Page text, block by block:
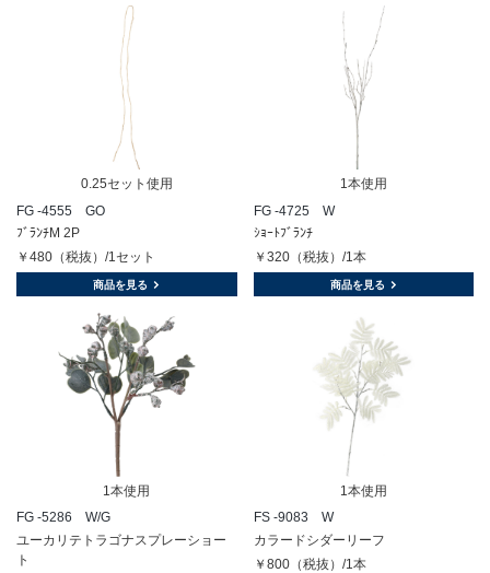
0.25セット使用
FG -4555 GO
ﾌﾞﾗﾝﾁM 2P
￥480（税抜）/1セット
商品を見る
1本使用
FG -4725 W
ｼｮｰﾄﾌﾞﾗﾝﾁ
￥320（税抜）/1本
商品を見る
1本使用
FG -5286 W/G
ユーカリテトラゴナスプレーショー
ト
1本使用
FS -9083 W
カラードシダーリーフ
￥800（税抜）/1本